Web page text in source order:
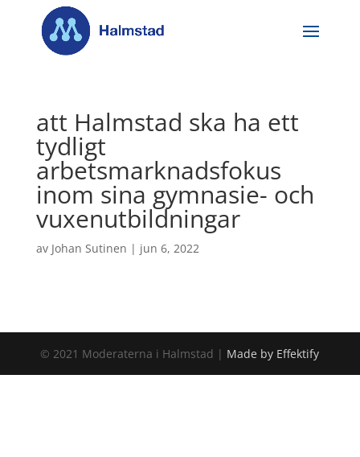
att Halmstad ska ha ett
tydligt
arbetsmarknadsfokus
inom sina gymnasie- och
vuxenutbildningar
av Johan Sutinen | jun 6, 2022
© 2021 Moderaterna i Halmstad | Made by Effektify